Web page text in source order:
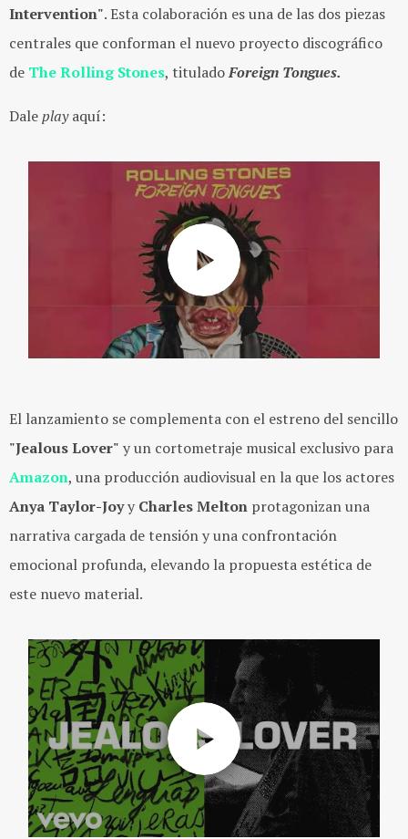
Intervention". Esta colaboración es una de las dos piezas
centrales que conforman el nuevo proyecto discográfico
de The Rolling Stones, tituladoForeign Tongues.
Daleplayaquí:
El lanzamiento se complementa con el estreno del sencillo
"Jealous Lover" y un cortometraje musical exclusivo para
Amazon, una producción audiovisual en la que los actores
Anya Taylor-Joyy Charles Melton protagonizan una
narrativa cargada de tensión y una confrontación
emocional profunda, elevando la propuesta estética de
este nuevo material.